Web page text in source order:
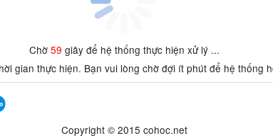
Chờ 59 giây để hệ thống thực hiện xử lý ...
gian thực hiện. Bạn vui lòng chờ đợi ít phút để hệ thống
Copyright © 2015 cohoc.net